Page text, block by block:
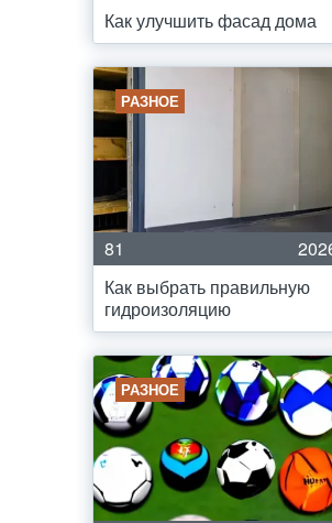
Как улучшить фасад дома
РАЗНОЕ
81
Как выбрать правильную
гидроизоляцию
РАЗНОЕ